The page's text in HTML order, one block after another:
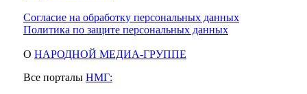
Согласие на обработку персональных данных
Политика по защите персональных данных
О НАРОДНОЙ МЕДИА-ГРУППЕ
Все порталы НМГ: